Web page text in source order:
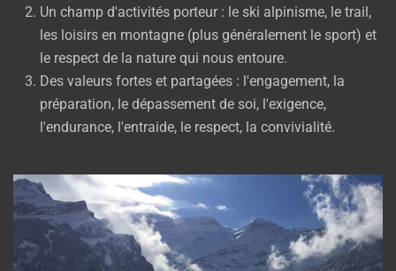
Un champ d'activités porteur : le ski alpinisme, le trail,
les loisirs en montagne (plus généralement le sport) et
le respect de la nature qui nous entoure.
Des valeurs fortes et partagées : l'engagement, la
préparation, le dépassement de soi, l'exigence,
l'endurance, l'entraide, le respect, la convivialité.